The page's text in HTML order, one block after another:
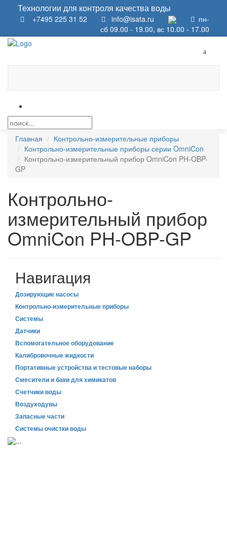
Технологии для контроля качества воды
+7495 225 31 52 info@isata.ru
пн-
сб 09.00 - 19.00, вс 10.00 - 17.00
Главная
Контрольно-измерительные приборы
Контрольно-измерительные приборы серии OmniCon
Контрольно-измерительный прибор OmniCon PH-OBP-
GP
Контрольно-
измерительный прибор
OmniCon PH-OBP-GP
Навигация
Дозирующие насосы
Контрольно-измерительные приборы
Системы
Датчики
Вспомогательное оборудование
Калибровочные жидкости
Портативные устройства и тестовые наборы
Смесители и баки для химикатов
Счетчики воды
Воздуходувы
Запасные части
Системы очистки воды